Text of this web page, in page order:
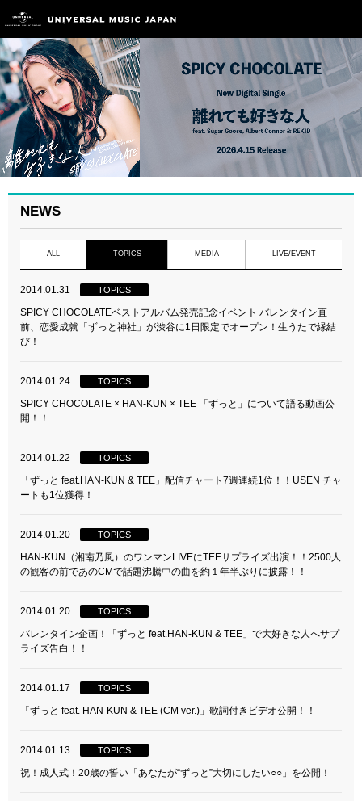
NEWS
ALL TOPICS MEDIA LIVE/EVENT
2014.01.31 TOPICS
SPICY CHOCOLATEベストアルバム発売記念イベント バレンタイン直
前、恋愛成就「ずっと神社」が渋谷に1日限定でオープン！生うたで縁結
び！
2014.01.24 TOPICS
SPICY CHOCOLATE × HAN-KUN × TEE 「ずっと」について語る動画公
開！！
2014.01.22 TOPICS
「ずっと feat.HAN-KUN & TEE」配信チャート7週連続1位！！USEN チャ
ートも1位獲得！
2014.01.20 TOPICS
HAN-KUN（湘南乃風）のワンマンLIVEにTEEサプライズ出演！！2500人
の観客の前であのCMで話題沸騰中の曲を約１年半ぶりに披露！！
2014.01.20 TOPICS
バレンタイン企画！「ずっと feat.HAN-KUN & TEE」で大好きな人へサプ
ライズ告白！！
2014.01.17 TOPICS
「ずっと feat. HAN-KUN & TEE (CM ver.)」歌詞付きビデオ公開！！
2014.01.13 TOPICS
祝！成人式！20歳の誓い「あなたが“ずっと”大切にしたい○○」を公開！